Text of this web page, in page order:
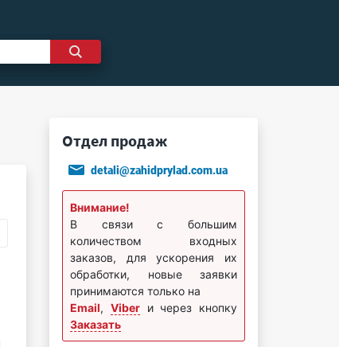
Отдел продаж
detali@zahidprylad.com.ua
Внимание!
В связи с большим
количеством входных
заказов, для ускорения их
обработки, новые заявки
принимаются только на
Email, Viberи через кнопку
Заказать